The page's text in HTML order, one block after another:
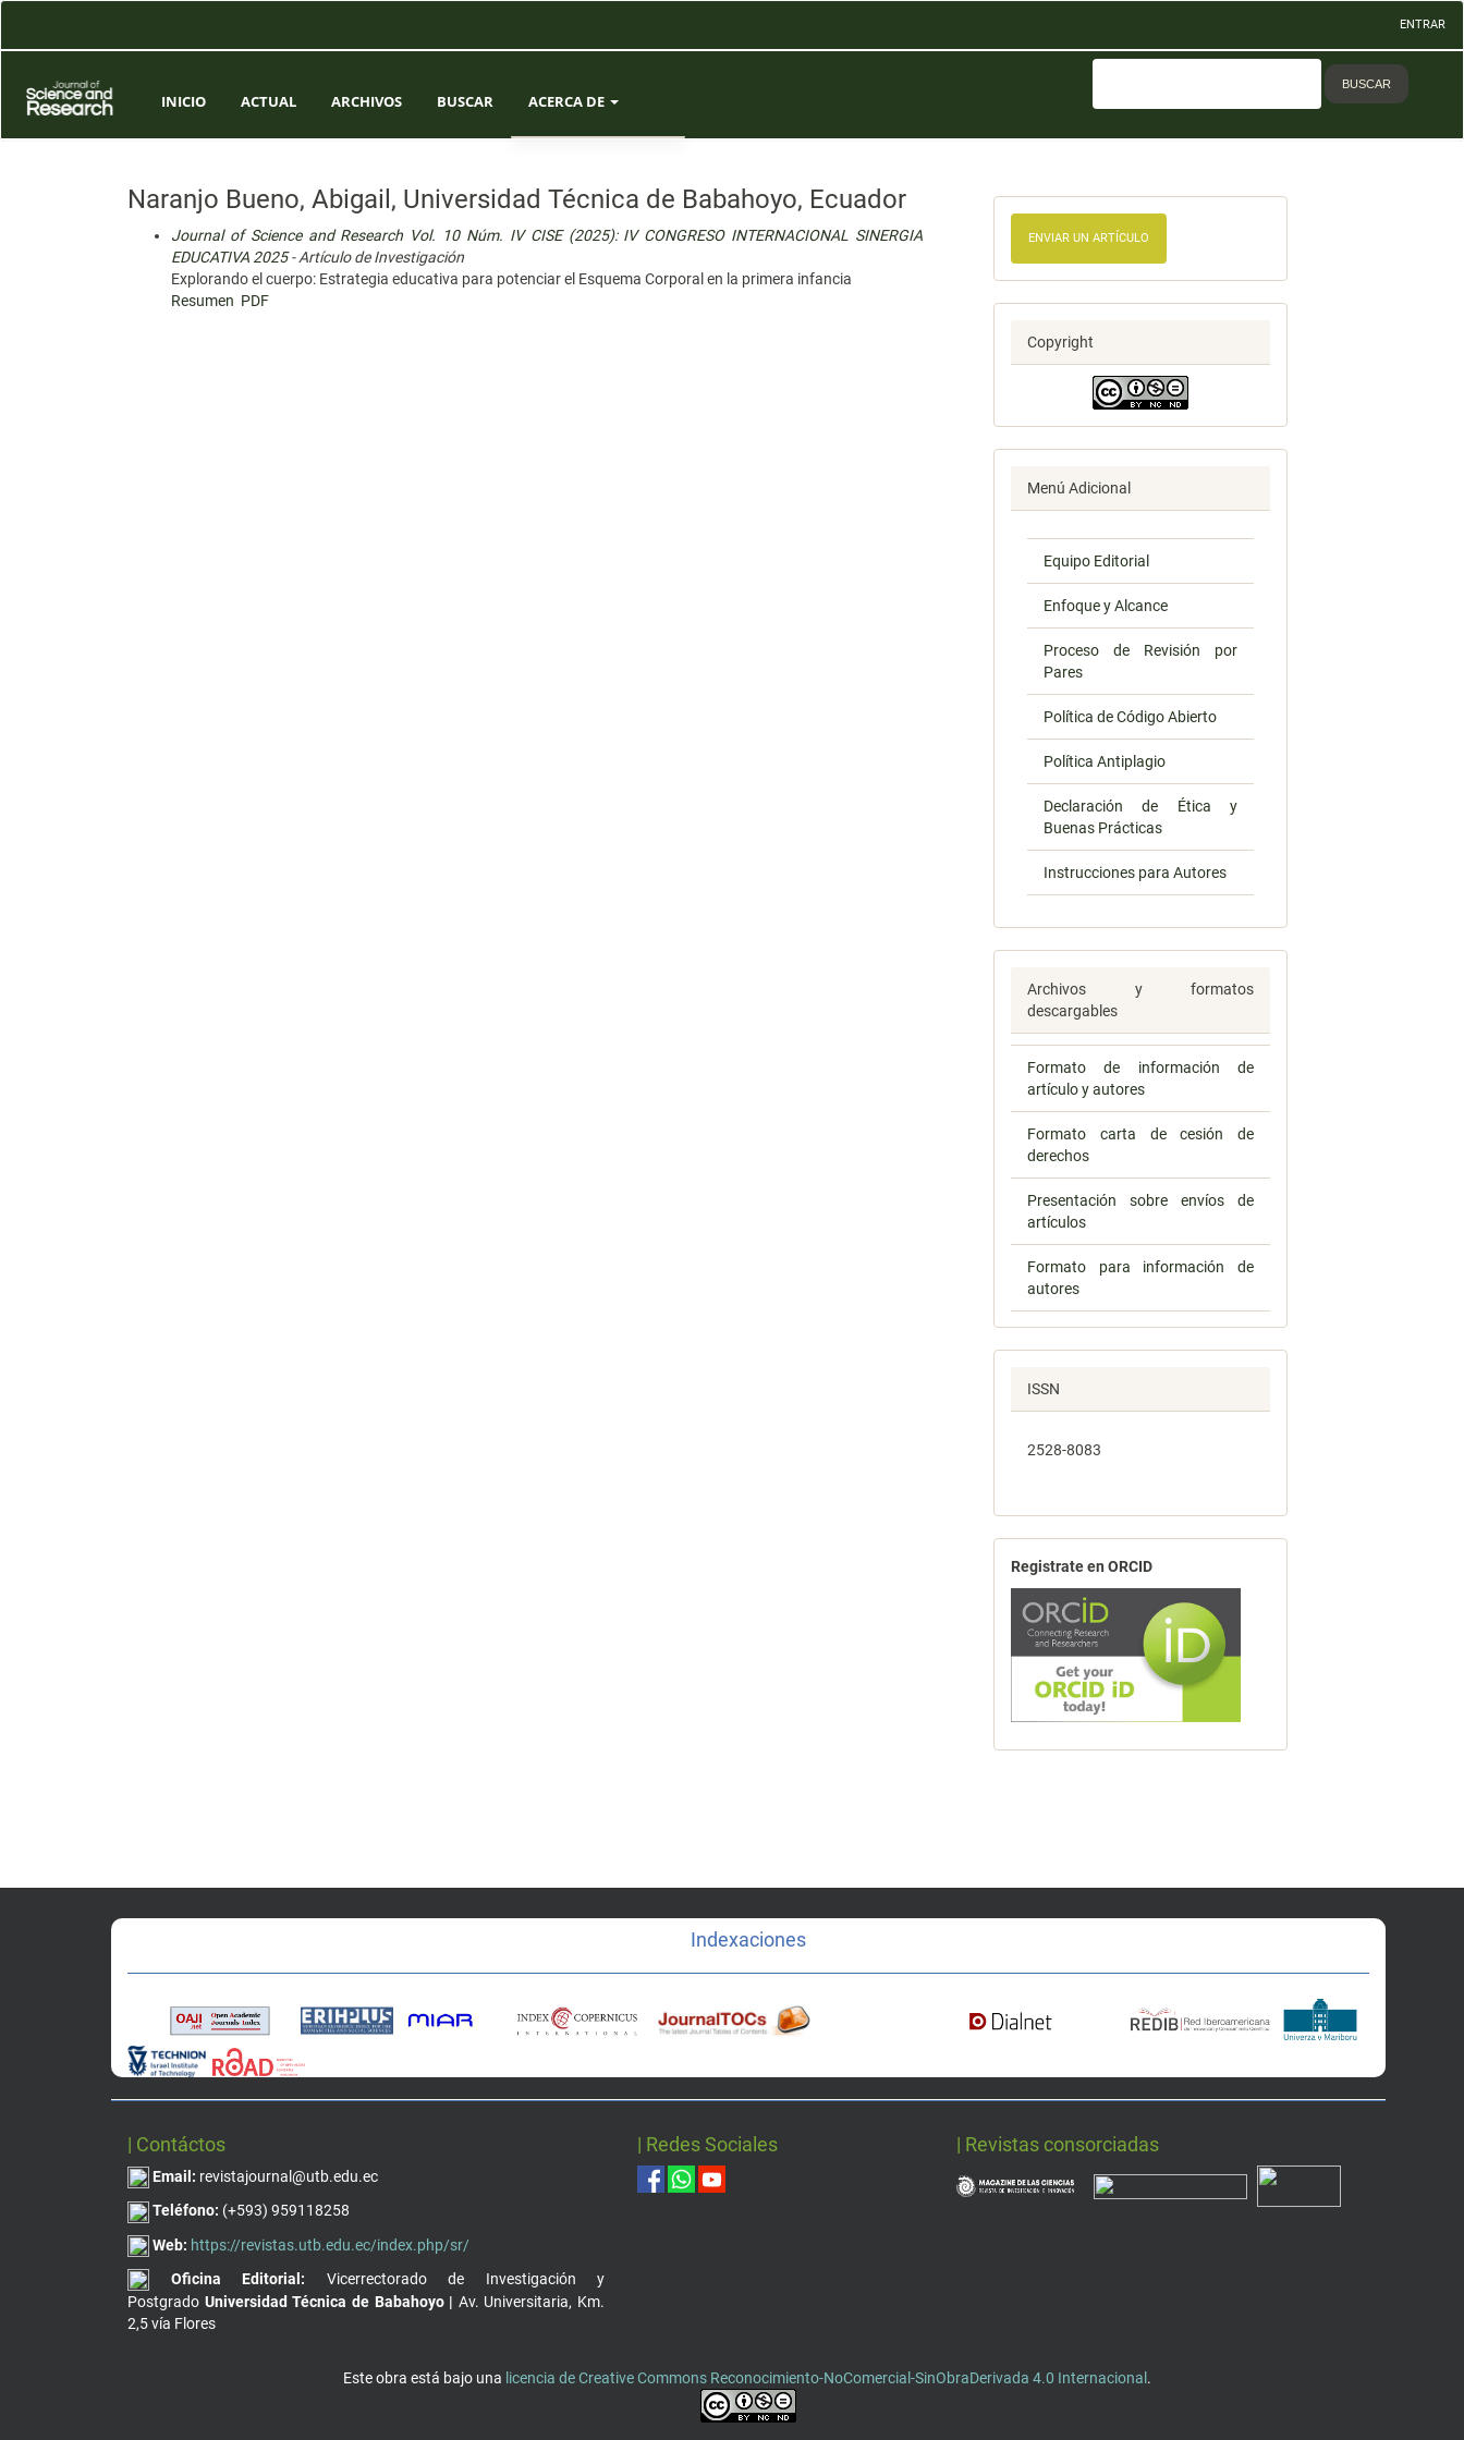
Contenido
Barra
lateral
ENTRAR
INICIO ACTUAL ARCHIVOS BUSCAR ACERCA DE
EQUIPO EDITORIAL
BUSCAR
Naranjo Bueno, Abigail, Universidad Técnica de Babahoyo, Ecuador
Journal of Science and Research Vol. 10 Núm. IV CISE (2025): IV CONGRESO INTERNACIONAL SINERGIA
EDUCATIVA 2025- Artículo de Investigación
Explorando el cuerpo: Estrategia educativa para potenciar el Esquema Corporal en la primera infancia
Resumen PDF
ENVIAR UN ARTÍCULO
Copyright
Menú Adicional
Equipo Editorial
Enfoque y Alcance
Proceso de Revisión por
Pares
Política de Código Abierto
Política Antiplagio
Declaración de Ética y
Buenas Prácticas
Instrucciones para Autores
Archivos y formatos
descargables
Formato de información de
artículo y autores
Formato carta de cesión de
derechos
Presentación sobre envíos de
artículos
Formato para información de
autores
ISSN
2528-8083
Registrate en ORCID
Indexaciones
| Contáctos
Email: revistajournal@utb.edu.ec
Teléfono: (+593) 959118258
Web: https://revistas.utb.edu.ec/index.php/sr/
Oficina Editorial: Vicerrectorado de Investigación y
Postgrado Universidad Técnica de Babahoyo | Av. Universitaria, Km.
2,5 vía Flores
| Redes Sociales | Revistas consorciadas
Este obra está bajo una licencia de Creative Commons Reconocimiento-NoComercial-SinObraDerivada 4.0 Internacional .